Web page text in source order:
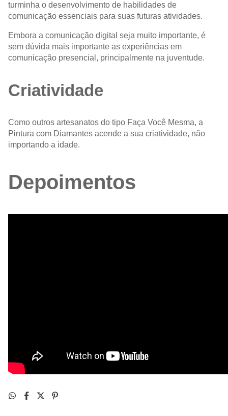
turminha o desenvolvimento de habilidades de
comunicação essenciais para suas futuras atividades.
Embora a comunicação digital seja muito importante, é
sem dúvida mais importante as experiências em
comunicação presencial, principalmente na juventude.
Criatividade
Como outros artesanatos do tipo Faça Você Mesma, a
Pintura com Diamantes acende a sua criatividade, não
importando a idade.
Depoimentos